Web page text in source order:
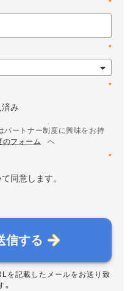
*
*
*
み
ートナー制度に興味をお持
のフォーム
へ
*
同意します。
信する
を記載したメールをお送り致